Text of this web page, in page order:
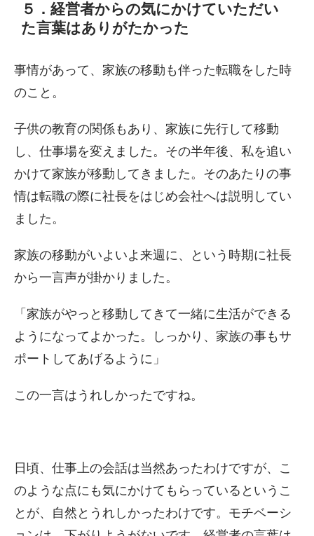
５．経営者からの気にかけていただい
た言葉はありがたかった
事情があって、家族の移動も伴った転職をした時
のこと。
子供の教育の関係もあり、家族に先行して移動
し、仕事場を変えました。その半年後、私を追い
かけて家族が移動してきました。そのあたりの事
情は転職の際に社長をはじめ会社へは説明してい
ました。
家族の移動がいよいよ来週に、という時期に社長
から一言声が掛かりました。
「家族がやっと移動してきて一緒に生活ができる
ようになってよかった。しっかり、家族の事もサ
ポートしてあげるように」
この一言はうれしかったですね。
日頃、仕事上の会話は当然あったわけですが、こ
のような点にも気にかけてもらっているというこ
とが、自然とうれしかったわけです。モチベーシ